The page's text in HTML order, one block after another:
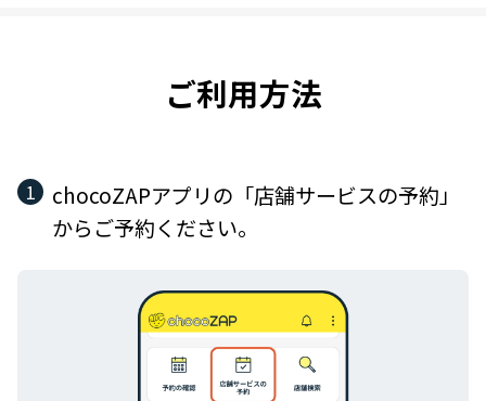
ご利用方法
chocoZAPアプリの「店舗サービスの予約」
からご予約ください。